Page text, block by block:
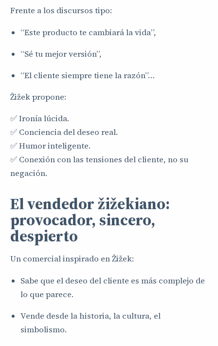
Frente a los discursos tipo:
“Este producto te cambiará la vida”,
“Sé tu mejor versión”,
“El cliente siempre tiene la razón”…
Žižek propone:
✅ Ironía lúcida.
✅ Conciencia del deseo real.
✅ Humor inteligente.
✅ Conexión con las tensiones del cliente, no su
negación.
El vendedor žižekiano:
provocador, sincero,
despierto
Un comercial inspirado en Žižek:
Sabe que el deseo del cliente es más complejo de
lo que parece.
Vende desde la historia, la cultura, el
simbolismo.